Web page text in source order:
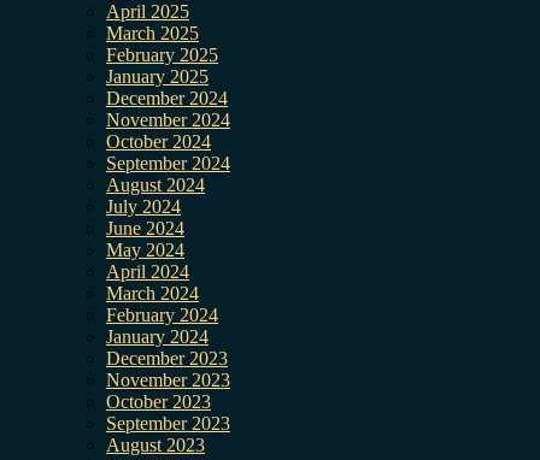
April 2025
March 2025
February 2025
January 2025
December 2024
November 2024
October 2024
September 2024
August 2024
July 2024
June 2024
May 2024
April 2024
March 2024
February 2024
January 2024
December 2023
November 2023
October 2023
September 2023
August 2023